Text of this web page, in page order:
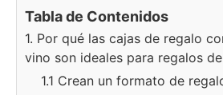
Tabla de Contenidos
1. Por qué las cajas de regalo
vino son ideales para regalos
1.1 Crean un formato de